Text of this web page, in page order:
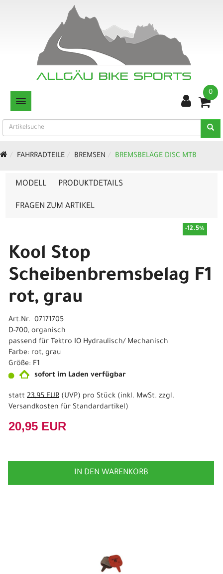
TOGGLE NAVIGATION
0
FAHRRADTEILE BREMSEN BREMSBELÄGE DISC MTB
MODELL PRODUKTDETAILS
FRAGEN ZUM ARTIKEL
-12.5%
Kool Stop
Scheibenbremsbelag F1
rot, grau
Art.Nr. 07171705
D-700, organisch
passend für Tektro IO Hydraulisch/ Mechanisch
Farbe: rot, grau
Größe: F1
sofort im Laden verfügbar
statt 23,95 EUR (UVP) pro Stück (inkl. MwSt. zzgl.
Versandkosten für Standardartikel)
20,95 EUR
IN DEN WARENKORB